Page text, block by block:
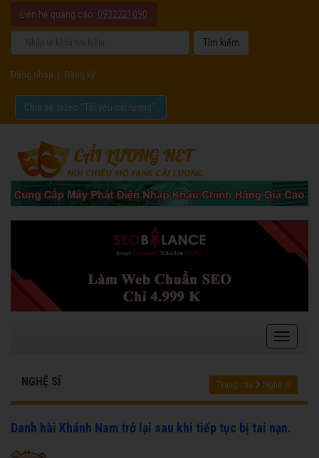
Liên hệ quảng cáo: 0932221090
Đăng nhập Đăng ký
Chia sẻ video "Tôi yêu cải lương".
NGHỆ SĨ Trang chủ Nghệ sĩ
Danh hài Khánh Nam trở lại sau khi tiếp tục bị tai nạn.